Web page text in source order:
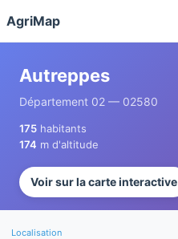
AgriMap
Autreppes
Département 02 — 02580
175 habitants
174 m d'altitude
Voir sur la carte interactive
Localisation